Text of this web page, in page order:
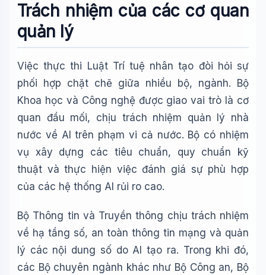
Trách nhiệm của các cơ quan
quản lý
Việc thực thi Luật Trí tuệ nhân tạo đòi hỏi sự
phối hợp chặt chẽ giữa nhiều bộ, ngành. Bộ
Khoa học và Công nghệ được giao vai trò là cơ
quan đầu mối, chịu trách nhiệm quản lý nhà
nước về AI trên phạm vi cả nước. Bộ có nhiệm
vụ xây dựng các tiêu chuẩn, quy chuẩn kỹ
thuật và thực hiện việc đánh giá sự phù hợp
của các hệ thống AI rủi ro cao.
Bộ Thông tin và Truyền thông chịu trách nhiệm
về hạ tầng số, an toàn thông tin mạng và quản
lý các nội dung số do AI tạo ra. Trong khi đó,
các Bộ chuyên ngành khác như Bộ Công an, Bộ